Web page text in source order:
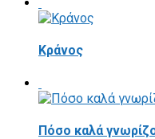
Κράνος
Πόσο καλά